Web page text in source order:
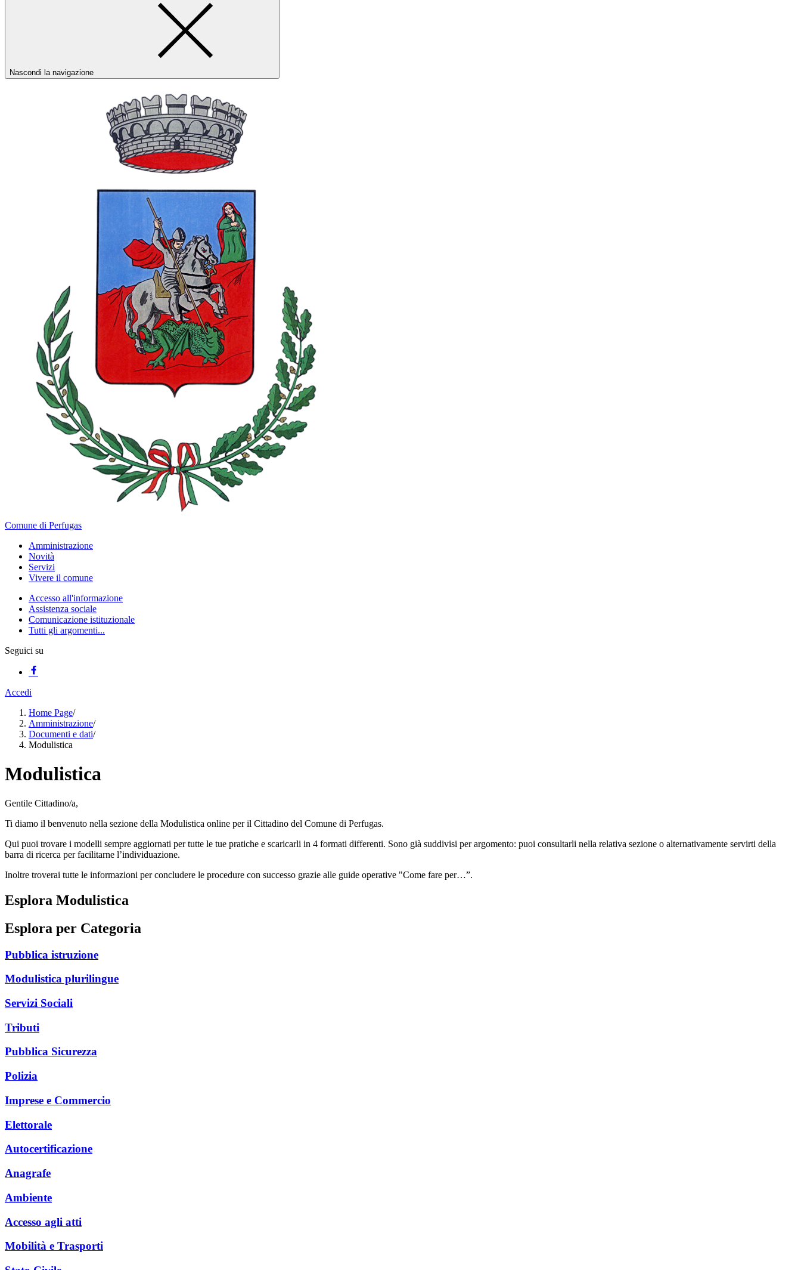
Nascondi la navigazione
Comune di Perfugas
Amministrazione
Novità
Servizi
Vivere il comune
Accesso all'informazione
Assistenza sociale
Comunicazione istituzionale
Tutti gli argomenti...
Seguici su
Accedi
Home Page/
Amministrazione/
Documenti e dati/
Modulistica
Modulistica
Gentile Cittadino/a,
Ti diamo il benvenuto nella sezione della Modulistica online per il Cittadino del Comune di Perfugas.
Qui puoi trovare i modelli sempre aggiornati per tutte le tue pratiche e scaricarli in 4 formati differenti. Sono già suddivisi per argomento: puoi consultarli nella relativa sezione o alternativamente servirti della
barra di ricerca per facilitarne l’individuazione.
Inoltre troverai tutte le informazioni per concludere le procedure con successo grazie alle guide operative "Come fare per…”.
Esplora Modulistica
Esplora per Categoria
Pubblica istruzione
Modulistica plurilingue
Servizi Sociali
Tributi
Pubblica Sicurezza
Polizia
Imprese e Commercio
Elettorale
Autocertificazione
Anagrafe
Ambiente
Accesso agli atti
Mobilità e Trasporti